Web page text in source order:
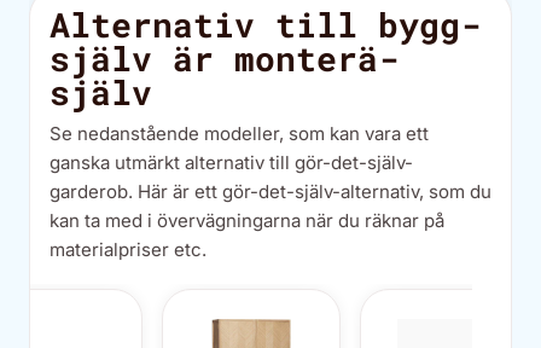
Alternativ till bygg-
själv är monterä-
själv
Se nedanstående modeller, som kan vara ett
ganska utmärkt alternativ till gör-det-själv-
garderob. Här är ett gör-det-själv-alternativ, som du
kan ta med i övervägningarna när du räknar på
materialpriser etc.